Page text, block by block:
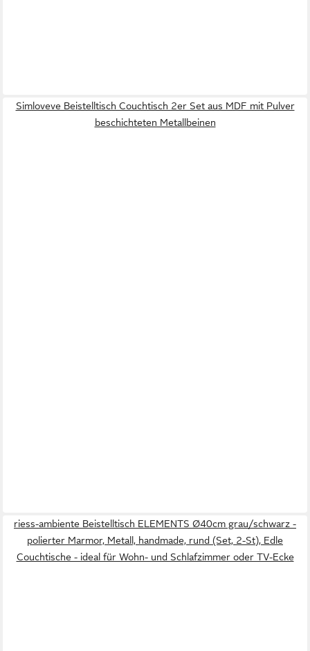
Simloveve Beistelltisch Couchtisch 2er Set aus MDF mit Pulver
beschichteten Metallbeinen
riess-ambiente Beistelltisch ELEMENTS Ø40cm grau/schwarz -
polierter Marmor, Metall, handmade, rund (Set, 2-St), Edle
Couchtische - ideal für Wohn- und Schlafzimmer oder TV-Ecke